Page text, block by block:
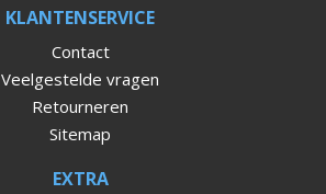
KLANTENSERVICE
Contact
Veelgestelde vragen
Retourneren
Sitemap
EXTRA